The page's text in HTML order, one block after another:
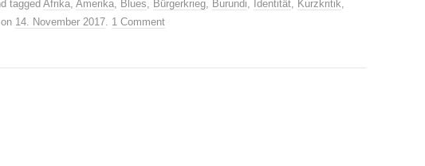
tagged Afrika, Amerika, Blues, Bürgerkrieg, Burundi, Identität, Kurzkritik,
on 14. November 2017. 1 Comment